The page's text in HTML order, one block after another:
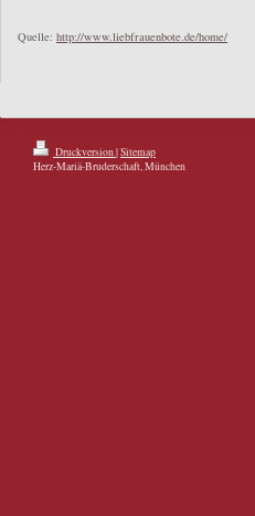
Quelle: http://www.liebfrauenbote.de/home/
Druckversion|Sitemap
Herz-Mariä-Bruderschaft, München